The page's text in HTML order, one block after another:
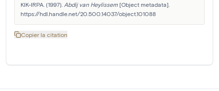
KIK-IRPA. (1997). Abdij van Heylissem [Object metadata].
https://hdl.handle.net/20.500.14037/object.101088
Copier la citation